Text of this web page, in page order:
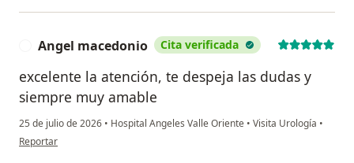
Angel macedonio Cita verificada
excelente la atención, te despeja las dudas y
siempre muy amable
25 de julio de 2026 • Hospital Angeles Valle Oriente • Visita Urología •
en opinión del usuario Angel macedonio
Reportar